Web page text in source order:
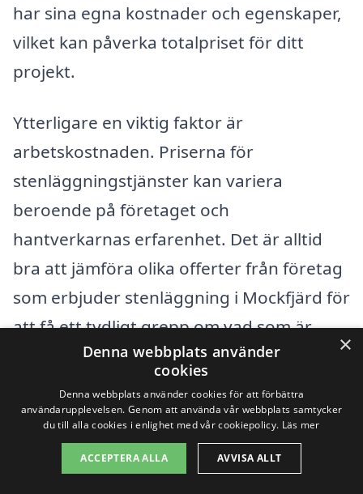
har sina egna kostnader och egenskaper,
vilket kan påverka totalpriset för ditt
projekt.
Ytterligare en viktig faktor är
arbetskostnaden. Priserna för
stenläggningstjänster kan variera
beroende på företaget och
hantverkarnas erfarenhet. Det är alltid
bra att jämföra olika offerter från företag
som erbjuder stenläggning i Mockfjärd för
att få ett tydligt grepp om vad som är
rimligt att betala. Andra saker att tänka
på inkluderar:
Projektets storlek:
Ju större område
som ska beläggas, desto högre blir
×
Denna webbplats använder
cookies
Denna webbplats använder cookies för att förbättra
användarupplevelsen. Genom att använda vår webbplats samtycker
du till alla cookies i enlighet med vår cookiepolicy. Läs mer
ACCEPTERA ALLA AVVISA ALLT